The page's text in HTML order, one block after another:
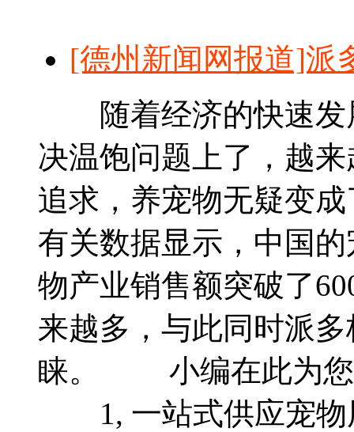
[德州新闻网报道]派
随着经济的快速发
决温饱问题上了，越
追求，养宠物无疑变
有关数据显示，中国
物产业销售额突破了
来越多，与此同时派
睐。 小编在此为您
1, 一站式供应宠